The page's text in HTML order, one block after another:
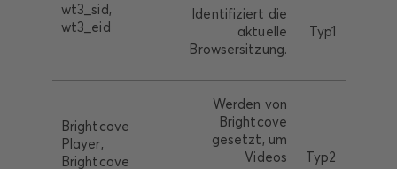
wt3_sid,
wt3_eid
Identifiziert die
aktuelle
Browsersitzung.
Typ1
Brightcove
Player,
Brightcove
Werden von
Brightcove
gesetzt, um
Videos
Typ2